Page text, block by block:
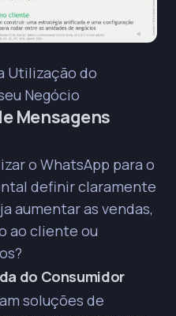
Utilização do
Negócio
Mensagens
o WhatsApp para o
definir claramente
aumentar as vendas,
ao cliente ou
do Consumidor
soluções de